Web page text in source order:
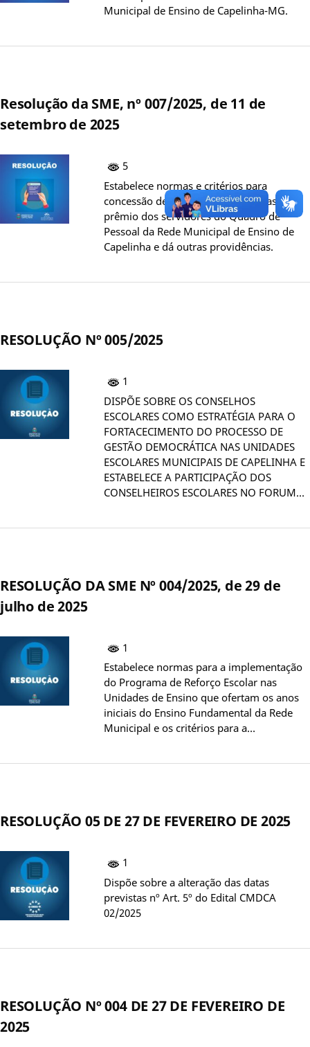
Municipal de Ensino de Capelinha-MG.
Resolução da SME, nº 007/2025, de 11 de
setembro de 2025
5
Estabelece normas e critérios para
concessão de afastamento em férias-
prêmio dos servidores do Quadro de
Pessoal da Rede Municipal de Ensino de
Capelinha e dá outras providências.
RESOLUÇÃO Nº 005/2025
1
DISPÕE SOBRE OS CONSELHOS
ESCOLARES COMO ESTRATÉGIA PARA O
FORTACECIMENTO DO PROCESSO DE
GESTÃO DEMOCRÁTICA NAS UNIDADES
ESCOLARES MUNICIPAIS DE CAPELINHA E
ESTABELECE A PARTICIPAÇÃO DOS
CONSELHEIROS ESCOLARES NO FORUM…
RESOLUÇÃO DA SME Nº 004/2025, de 29 de
julho de 2025
1
Estabelece normas para a implementação
do Programa de Reforço Escolar nas
Unidades de Ensino que ofertam os anos
iniciais do Ensino Fundamental da Rede
Municipal e os critérios para a…
RESOLUÇÃO 05 DE 27 DE FEVEREIRO DE 2025
1
Dispõe sobre a alteração das datas
previstas nº Art. 5º do Edital CMDCA
02/2025
RESOLUÇÃO Nº 004 DE 27 DE FEVEREIRO DE
2025